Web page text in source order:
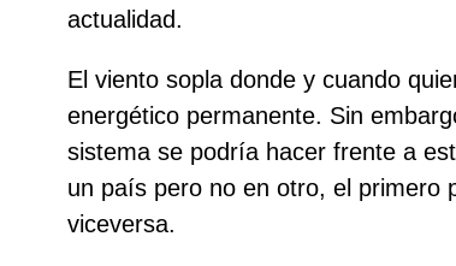
actualidad.
El viento sopla donde y cuando
energético permanente. Sin
sistema se podría hacer frente a
un país pero no en otro, el primero
viceversa.